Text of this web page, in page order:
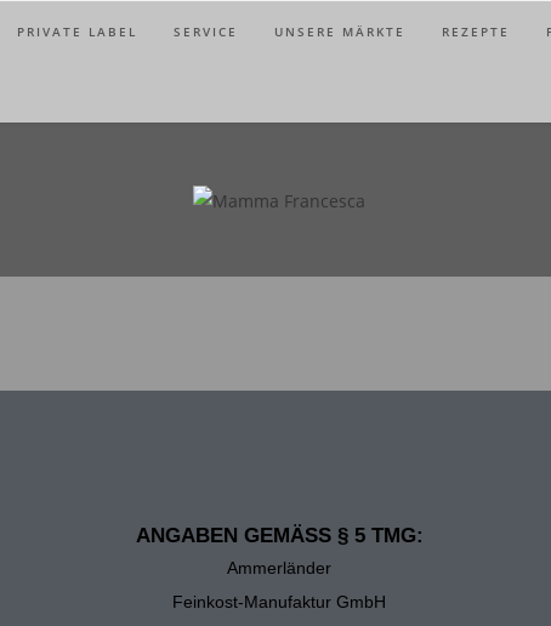
PRIVATE LABEL SERVICE UNSERE MÄRKTE REZEPTE
ANGABEN GEMÄSS § 5 TMG:
Ammerländer
Feinkost-Manufaktur GmbH